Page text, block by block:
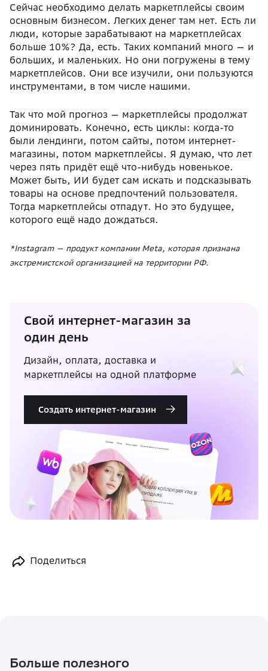
Сейчас необходимо делать маркетплейсы своим
основным бизнесом. Легких денег там нет. Есть ли
люди, которые зарабатывают на маркетплейсах
больше 10%? Да, есть. Таких компаний много — и
больших, и маленьких. Но они погружены в тему
маркетплейсов. Они все изучили, они пользуются
инструментами, в том числе нашими.
Так что мой прогноз — маркетплейсы продолжат
доминировать. Конечно, есть циклы: когда-то
были лендинги, потом сайты, потом интернет-
магазины, потом маркетплейсы. Я думаю, что лет
через пять придёт ещё что-нибудь новенькое.
Может быть, ИИ будет сам искать и подсказывать
товары на основе предпочтений пользователя.
Тогда маркетплейсы отпадут. Но это будущее,
которого ещё надо дождаться.
*Instagram — продукт компании Meta, которая признана
экстремистской организацией на территории РФ.
Свой интернет-магазин за
один день
Дизайн, оплата, доставка и
маркетплейсы на одной платформе
Создать интернет-магазин
Поделиться
Больше полезного